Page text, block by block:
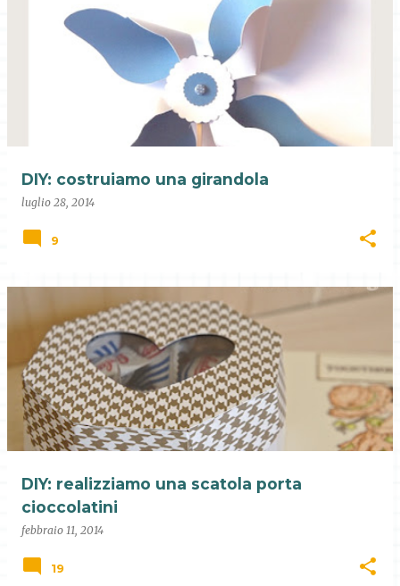
DIY: costruiamo una girandola
luglio 28, 2014
9
DIY: realizziamo una scatola porta
cioccolatini
febbraio 11, 2014
19